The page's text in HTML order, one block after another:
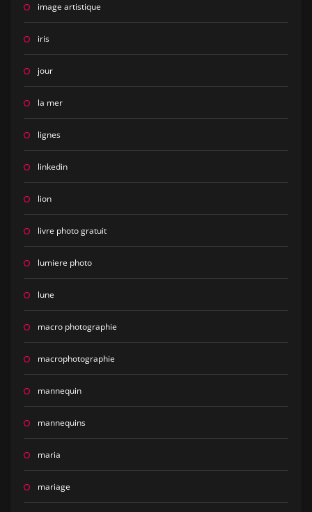
image artistique
iris
jour
la mer
lignes
linkedin
lion
livre photo gratuit
lumiere photo
lune
macro photographie
macrophotographie
mannequin
mannequins
maria
mariage